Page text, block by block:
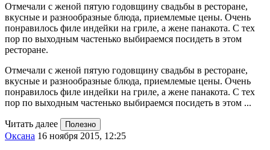
Отмечали с женой пятую годовщину свадьбы в ресторане,
вкусные и разнообразные блюда, приемлемые цены. Очень
понравилось филе индейки на гриле, а жене панакота. С тех
пор по выходным частенько выбираемся посидеть в этом
ресторане.
Отмечали с женой пятую годовщину свадьбы в ресторане,
вкусные и разнообразные блюда, приемлемые цены. Очень
понравилось филе индейки на гриле, а жене панакота. С тех
пор по выходным частенько выбираемся посидеть в этом ...
Читать далее Полезно
Оксана 16 ноября 2015, 12:25